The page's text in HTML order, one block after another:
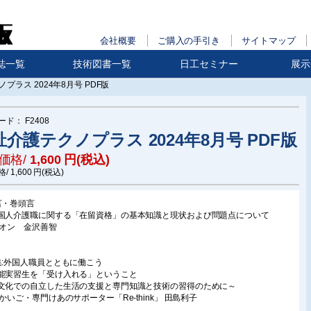
会社概要 ご購入の手引き サイトマップ
一覧 技術図書一覧 日工セミナー 展
プラス 2024年8月号 PDF版
ド： F2408
介護テクノプラス 2024年8月号 PDF版
格/ 1,600円(税込)
/ 1,600円(税込)
巻頭言
人介護職に関する「在留資格」の基本知識と現状および問題点について
ン 金沢善智
外国人職員とともに働こう
実習生を「受け入れる」ということ
化での自立した生活の支援と専門知識と技術の習得のために～
いご・専門けあのサポーター「Re‐think」 田島利子